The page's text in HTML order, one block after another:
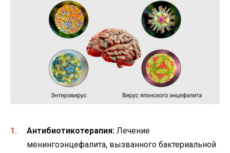
Антибиотикотерапия: Лечение
менингоэнцефалита, вызванного бактериальной